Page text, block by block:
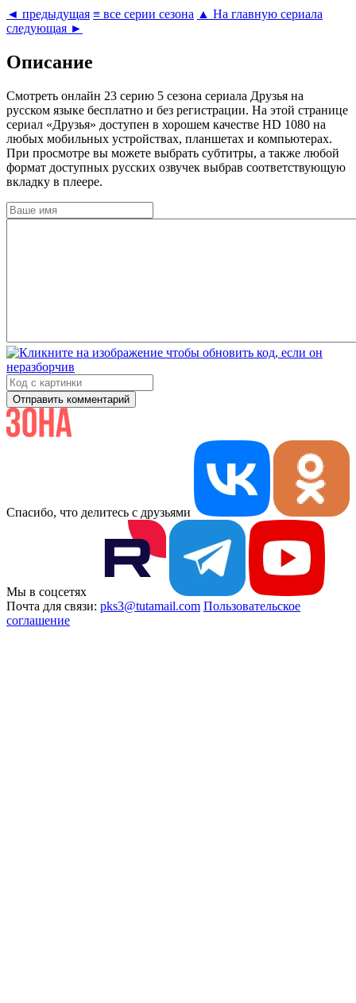
◄ предыдущая ≡ все серии сезона ▲ На главную сериала
следующая ►
Описание
Cмотреть онлайн 23 серию 5 сезона сериала Друзья на
русском языке бесплатно и без регистрации. На этой странице
сериал «Друзья» доступен в хорошем качестве HD 1080 на
любых мобильных устройствах, планшетах и компьютерах.
При просмотре вы можете выбрать субтитры, а также любой
формат доступных русских озвучек выбрав соответствующую
вкладку в плеере.
Отправить комментарий
Спасибо, что делитесь с друзьями
Мы в соцсетях
Почта для связи: pks3@tutamail.com Пользовательское
соглашение